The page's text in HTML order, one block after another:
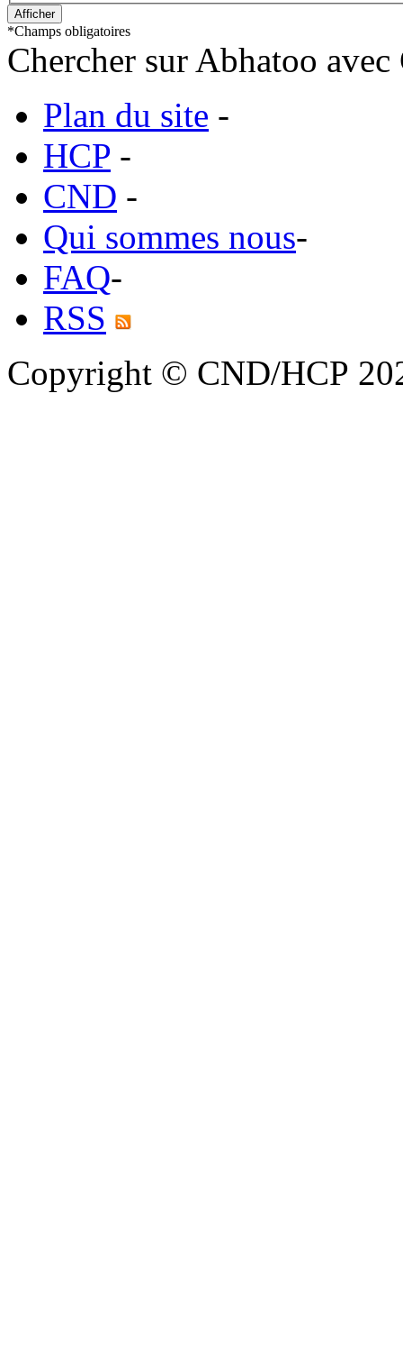
*Champs obligatoires
Chercher sur Abhatoo
Plan du site -
HCP -
CND -
Qui sommes nous-
FAQ-
RSS
Copyright © CND/HCP